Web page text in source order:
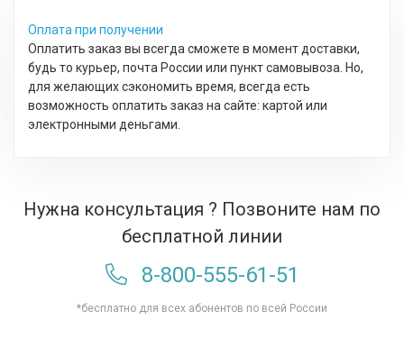
Оплата при получении
Оплатить заказ вы всегда сможете в момент доставки,
будь то курьер, почта России или пункт самовывоза. Но,
для желающих сэкономить время, всегда есть
возможность оплатить заказ на сайте: картой или
электронными деньгами.
Нужна консультация ? Позвоните нам по
бесплатной линии
8-800-555-61-51
*бесплатно для всех абонентов по всей России